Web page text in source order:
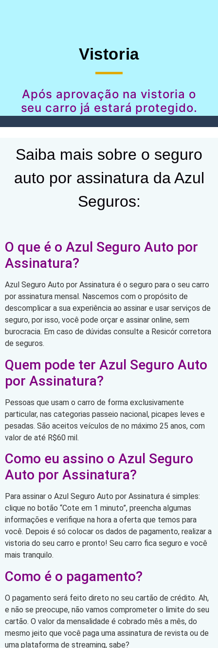
Vistoria
Após aprovação na vistoria o
seu carro já estará protegido.
Saiba mais sobre o seguro
auto por assinatura da Azul
Seguros:
O que é o Azul Seguro Auto por
Assinatura?
Azul Seguro Auto por Assinatura é o seguro para o seu carro
por assinatura mensal. Nascemos com o propósito de
descomplicar a sua experiência ao assinar e usar serviços de
seguro, por isso, você pode orçar e assinar online, sem
burocracia. Em caso de dúvidas consulte a Resicór corretora
de seguros.
Quem pode ter Azul Seguro Auto
por Assinatura?
Pessoas que usam o carro de forma exclusivamente
particular, nas categorias passeio nacional, picapes leves e
pesadas. São aceitos veículos de no máximo 25 anos, com
valor de até R$60 mil.
Como eu assino o Azul Seguro
Auto por Assinatura?
Para assinar o Azul Seguro Auto por Assinatura é simples:
clique no botão “Cote em 1 minuto”, preencha algumas
informações e verifique na hora a oferta que temos para
você. Depois é só colocar os dados de pagamento, realizar a
vistoria do seu carro e pronto! Seu carro fica seguro e você
mais tranquilo.
Como é o pagamento?
O pagamento será feito direto no seu cartão de crédito. Ah,
e não se preocupe, não vamos comprometer o limite do seu
cartão. O valor da mensalidade é cobrado mês a mês, do
mesmo jeito que você paga uma assinatura de revista ou de
uma plataforma de streaming, sabe?